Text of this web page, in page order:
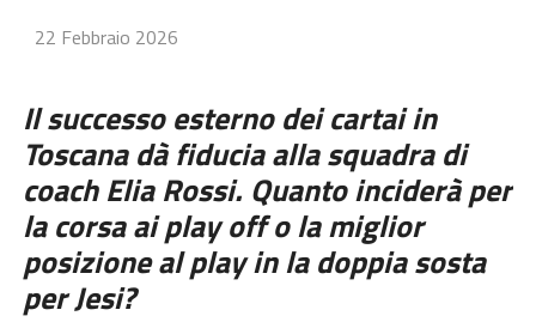
22 Febbraio 2026
Il successo esterno dei cartai in
Toscana dà fiducia alla squadra di
coach Elia Rossi. Quanto inciderà per
la corsa ai play off o la miglior
posizione al play in la doppia sosta
per Jesi?